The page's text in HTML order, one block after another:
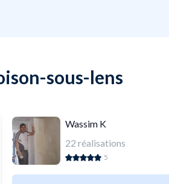
sous-lens
Wassim K
22 réalisations
5